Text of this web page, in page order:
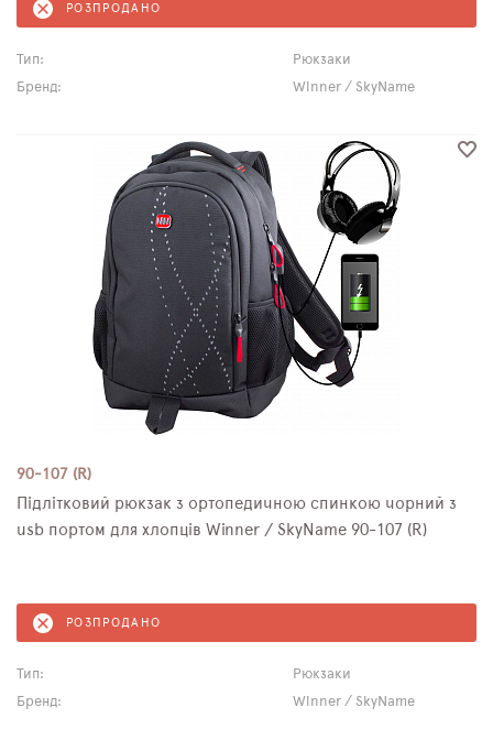
РОЗПРОДАНО
Тип:
Рюкзаки
Бренд:
Winner / SkyName
90-107 (R)
Підлітковий рюкзак з ортопедичною спинкою чорний з
usb портом для хлопців Winner / SkyName 90-107 (R)
РОЗПРОДАНО
Тип:
Рюкзаки
Бренд:
Winner / SkyName